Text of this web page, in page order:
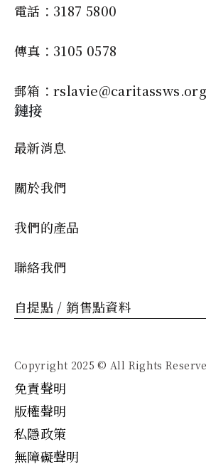
電話：3187 5800
傳真：3105 0578
郵箱：
鏈接
最新消息
關於我們
我們的產品
聯絡我們
自提點 / 銷售點資料
Copyright 2025 © All Rights
免責聲明
版權聲明
私隱政策
無障礙聲明